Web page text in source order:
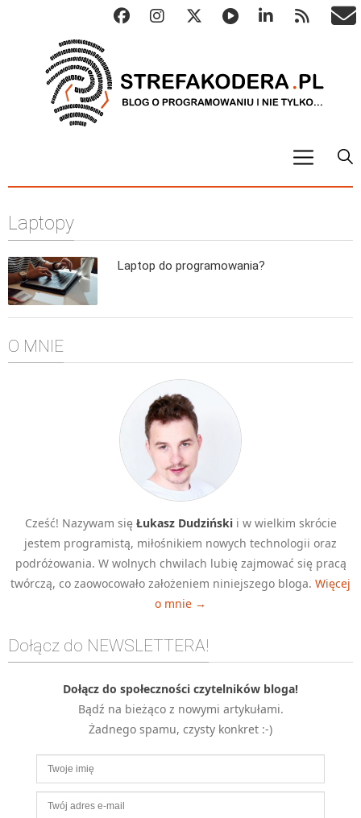
Metody numeryczne
Algorytmy wyszukiwania
Inne
C++
Elementarz Java
Pascal
HTML 5
CSS 3
Django
PHP
WordPress
MOBILE
Android
KONTROLA WERSJI
Laptopy
Laptop do programowania?
O MNIE
Cześć! Nazywam się Łukasz Dudzińskii w wielkim skrócie
jestem programistą, miłośnikiem nowych technologii oraz
podróżowania. W wolnych chwilach lubię zajmować się pracą
twórczą, co zaowocowało założeniem niniejszego bloga. Więcej
o mnie →
Dołącz do NEWSLETTERA!
Dołącz do społeczności czytelników bloga!
Bądź na bieżąco z nowymi artykułami.
Żadnego spamu, czysty konkret :-)